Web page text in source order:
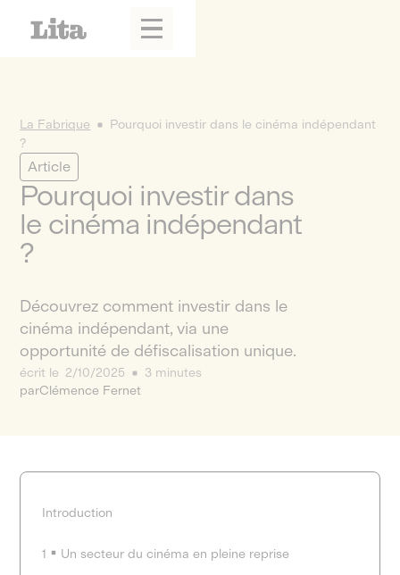
La Fabrique
Pourquoi investir dans le cinéma indépendant
?
Article
Pourquoi investir dans
le cinéma indépendant
?
Découvrez comment investir dans le
cinéma indépendant, via une
opportunité de défiscalisation unique.
écrit le 2/10/2025
3 minutes
parClémence Fernet
Introduction
1 Un secteur du cinéma en pleine reprise